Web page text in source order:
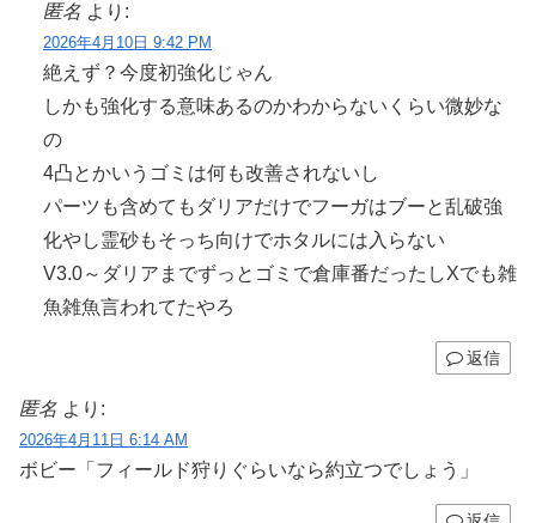
匿名 より:
2026年4月10日 9:42 PM
絶えず？今度初強化じゃん
しかも強化する意味あるのかわからないくらい微妙な
の
4凸とかいうゴミは何も改善されないし
パーツも含めてもダリアだけでフーガはブーと乱破強
化やし霊砂もそっち向けでホタルには入らない
V3.0～ダリアまでずっとゴミで倉庫番だったしXでも雑
魚雑魚言われてたやろ
返信
匿名 より:
2026年4月11日 6:14 AM
ボビー「フィールド狩りぐらいなら約立つでしょう」